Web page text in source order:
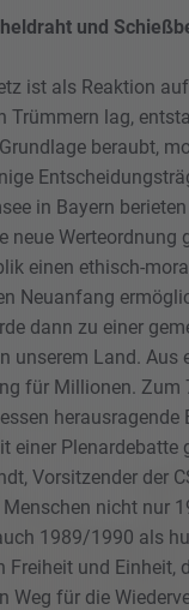
und
ist als Reaktion
Trümmern lag,
beraubt,
in Bayern
neue
einen ethisch-
Neuanfang
dann zu einer
unserem Land. Aus
für Millionen.
einer Plenardebatte
Vorsitzender der
nicht nur
1989/1990 als
Freiheit und Einheit,
Weg für die